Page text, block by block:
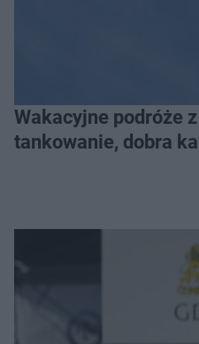
Wakacyjne podróże
tankowanie, dobra